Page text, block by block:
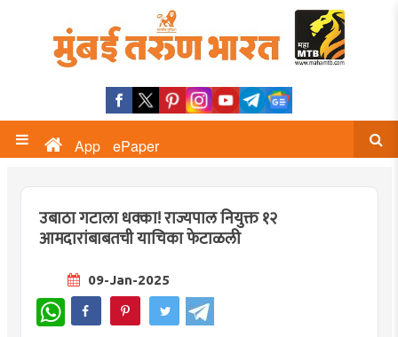
App ePaper
उबाठा गटाला धक्का! राज्यपाल नियुक्त १२
आमदारांबाबतची याचिका फेटाळली
09-Jan-2025
WhatsApp